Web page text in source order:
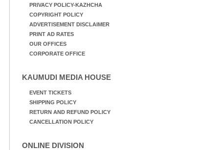
PRIVACY POLICY-KAZHCHA
COPYRIGHT POLICY
ADVERTISEMENT DISCLAIMER
PRINT AD RATES
OUR OFFICES
CORPORATE OFFICE
KAUMUDI MEDIA HOUSE
EVENT TICKETS
SHIPPING POLICY
RETURN AND REFUND POLICY
CANCELLATION POLICY
ONLINE DIVISION